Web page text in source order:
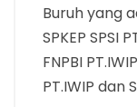
Buruh yang
SPKEP SPSI
FNPBI
PT.IWIP dan